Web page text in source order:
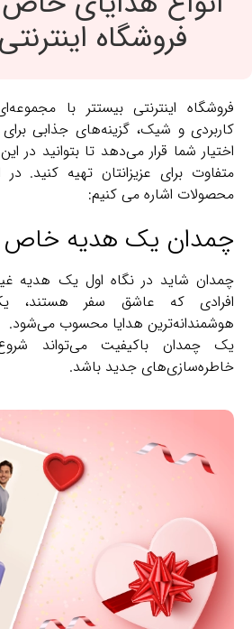
فروشگاه
فروشگاه اینترنتی بیستتر با
کاربردی و شیک، گزینه‌های جذابی
اختیار شما قرار می‌دهد تا بتوانید
متفاوت برای عزیزانتان تهیه کنید.
محصولات اشاره می کنیم:
چمدان یک هدیه خاص
چمدان شاید در نگاه اول یک هدیه
افرادی که عاشق سفر هستند،
هوشمندانه‌ترین هدایا محسوب می‌شود.
یک چمدان باکیفیت می‌تواند
خاطره‌سازی‌های جدید باشد.